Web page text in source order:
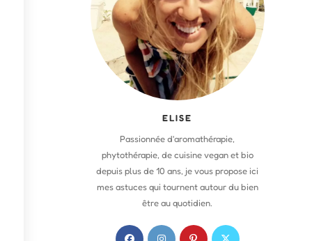
ELISE
Passionnée d'aromathérapie,
phytothérapie, de cuisine vegan et bio
depuis plus de 10 ans, je vous propose ici
mes astuces qui tournent autour du bien
être au quotidien.
S
S
S
S